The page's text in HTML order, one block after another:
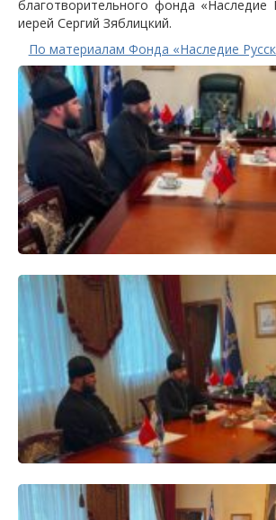
благотворительного фонда «Наследие
иерей Сергий Зяблицкий.
По материалам Фонда «Наследие